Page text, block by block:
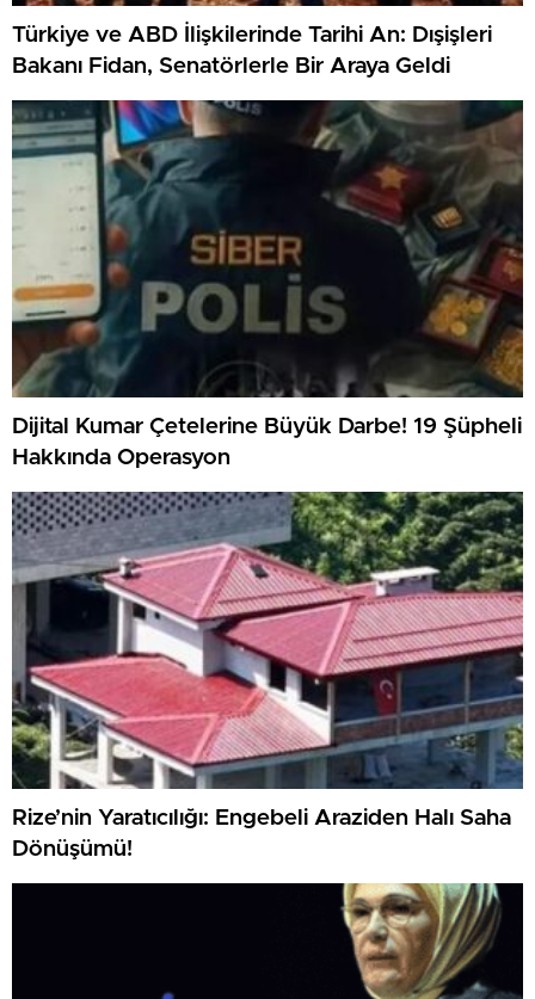
Türkiye ve ABD İlişkilerinde Tarihi An: Dışişleri
Bakanı Fidan, Senatörlerle Bir Araya Geldi
Dijital Kumar Çetelerine Büyük Darbe! 19 Şüpheli
Hakkında Operasyon
Rize’nin Yaratıcılığı: Engebeli Araziden Halı Saha
Dönüşümü!